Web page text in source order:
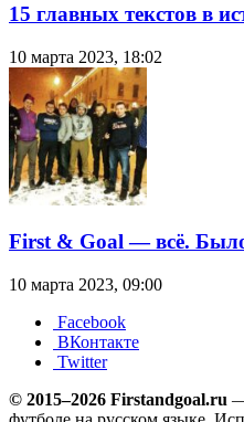
15 главных текстов в
10 марта 2023, 18:02
First & Goal — всё.
10 марта 2023, 09:00
Facebook
ВКонтакте
Twitter
© 2015–2026 Firstandgoal.ru —